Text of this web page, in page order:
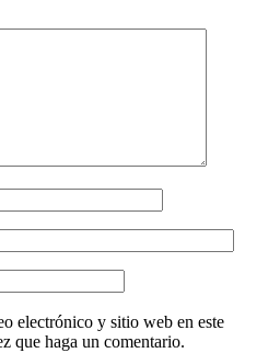
electrónico y sitio web en este
que haga un comentario.